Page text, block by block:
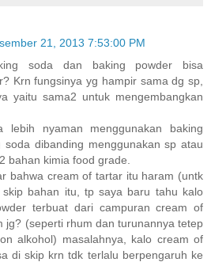
21, 2013 7:53:00 PM
soda dan baking powder bisa
Krn fungsinya yg hampir sama dg sp,
yaitu sama2 untuk mengembangkan
lebih nyaman menggunakan baking
soda dibanding menggunakan sp atau
bahan kimia food grade.
bahwa cream of tartar itu haram (untk
skip bahan itu, tp saya baru tahu kalo
terbuat dari campuran cream of
jg? (seperti rhum dan turunannya tetep
alkohol) masalahnya, kalo cream of
di skip krn tdk terlalu berpengaruh ke